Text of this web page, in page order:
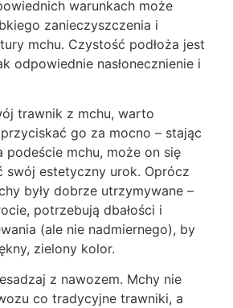
warunkach może
zanieczyszczenia i
mchu. Czystość podłoża jest
odpowiednie nasłonecznienie i
trawnik z mchu, warto
go za mocno – stając
podeście mchu, może on się
swój estetyczny urok. Oprócz
były dobrze utrzymywane –
potrzebują dbałości i
(ale nie nadmiernego), by
zielony kolor.
z nawozem. Mchy nie
co tradycyjne trawniki, a